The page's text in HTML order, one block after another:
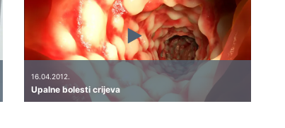
16.04.2012.
Upalne bolesti crijeva